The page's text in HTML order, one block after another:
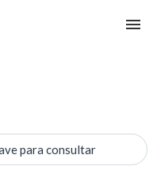
para consultar